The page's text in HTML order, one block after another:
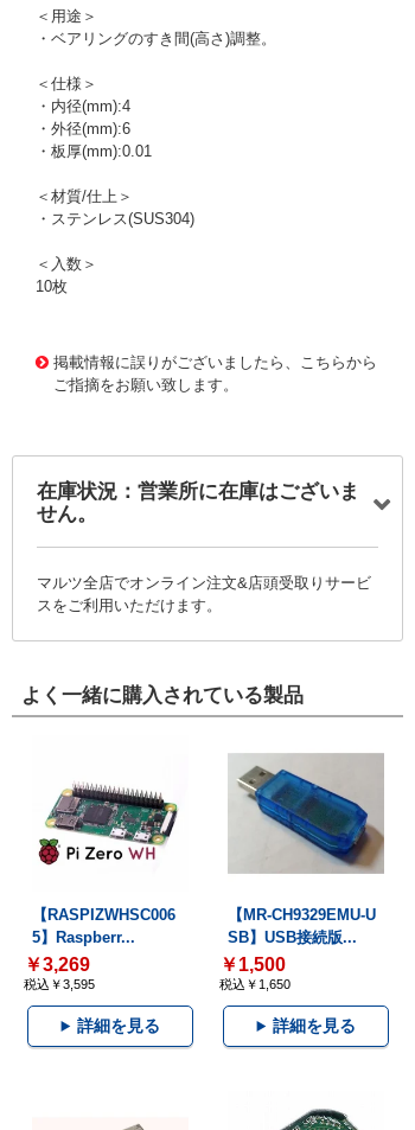
＜用途＞
・ベアリングのすき間(高さ)調整。
＜仕様＞
・内径(mm):4
・外径(mm):6
・板厚(mm):0.01
＜材質/仕上＞
・ステンレス(SUS304)
＜入数＞
10枚
掲載情報に誤りがございましたら、こちらから
ご指摘をお願い致します。
在庫状況：営業所に在庫はございま
せん。
マルツ全店でオンライン注文&店頭受取りサービ
スをご利用いただけます。
よく一緒に購入されている製品
【RASPIZWHSC006
5】Raspberr...
￥3,269
税込￥3,595
詳細を見る
【MR-CH9329EMU-U
SB】USB接続版...
￥1,500
税込￥1,650
詳細を見る